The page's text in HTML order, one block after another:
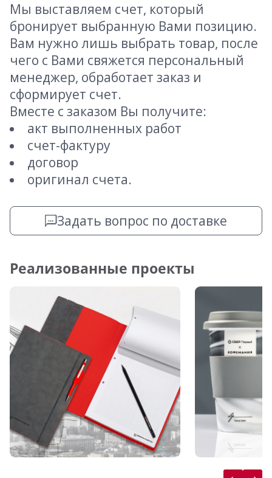
Мы выставляем счет, который
бронирует выбранную Вами позицию.
Вам нужно лишь выбрать товар, после
чего с Вами свяжется персональный
менеджер, обработает заказ и
сформирует счет.
Вместе с заказом Вы получите:
акт выполненных работ
счет-фактуру
договор
оригинал счета.
Задать вопрос по доставке
Реализованные проекты